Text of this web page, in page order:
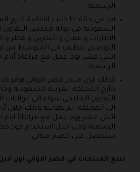
الرسمية .
أما في حالة اذا كانت الاقامة خارج
السعودية في دولة مجلس التعاون
الامارات و عمان و البحرين و قطر و
التوصيل تتطلب في المتوسط من
اثنتي عشر يوم عمل مع مراعاة أيام
الرسمية .
كذلك فإن متجر قصر الاواني يوفر
خارج المملكة العربية السعودية
التعاون الخليجي سواء إلى الولايات
الى المملكة البريطانية وذلك خلال
اثنتي عشر يوم عمل مع مراعاة ايام
الرسمية ومن خلال استخدام كود
ستحصل على خصم مثالي.
تتبع المنتجات في قصر الاواني اون